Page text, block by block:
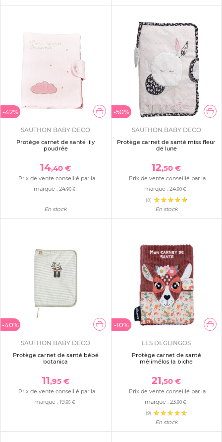
-42%
SAUTHON BABY DECO
Protège carnet de santé lily
poudrée
14,40 €
Prix de vente conseillé par la
marque : 24,90 €
En stock
-50%
SAUTHON BABY DECO
Protège carnet de santé miss fleur
de lune
12,50 €
Prix de vente conseillé par la
marque :24 ,90 €
(8)
En stock
-40%
SAUTHON BABY DECO
Protège carnet de santé bébé
botanica
11,95 €
Prix de vente conseillé par la
marque : 19 ,95 €
-10%
LES DEGLINGOS
Protège carnet de santé
mélimélos la biche
21,50 €
Prix de vente conseillé par la
marque : 23,90 €
(9)
En stock